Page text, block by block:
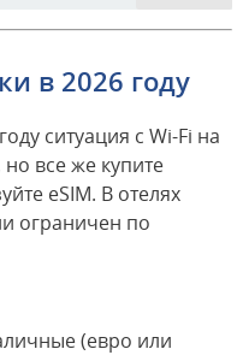
в 2026 году
ситуация с Wi-Fi на
все же купите
eSIM. В отелях
ограничен по
(евро или